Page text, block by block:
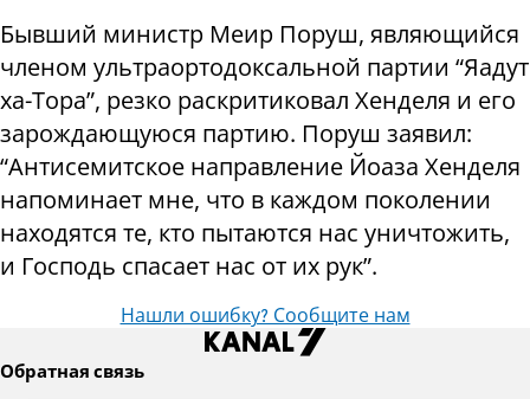
Бывший министр Меир Поруш, являющийся
членом ультраортодоксальной партии “Яадут
ха-Тора”, резко раскритиковал Хенделя и его
зарождающуюся партию. Поруш заявил:
“Антисемитское направление Йоаза Хенделя
напоминает мне, что в каждом поколении
находятся те, кто пытаются нас уничтожить,
и Господь спасает нас от их рук”.
Нашли ошибку? Сообщите нам
Обратная связь